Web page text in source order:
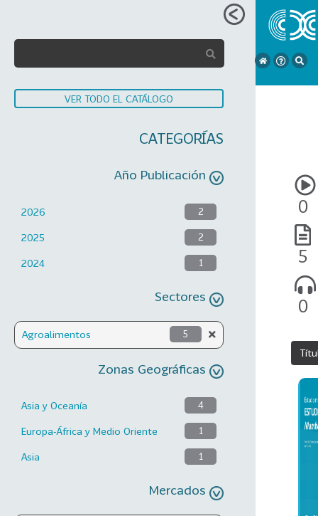
VER TODO EL CATÁLOGO
CATEGORÍAS
Año Publicación
2026 2
2025 2
2024 1
Sectores
Agroalimentos 5
Zonas Geográficas
Asia y Oceanía 4
Europa-África y Medio Oriente 1
Asia 1
Mercados
0
5
0